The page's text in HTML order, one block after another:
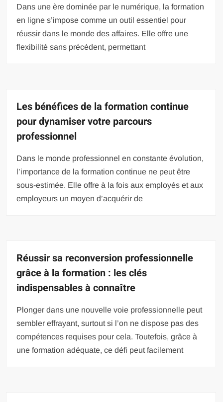
Dans une ère dominée par le numérique, la formation
en ligne s’impose comme un outil essentiel pour
réussir dans le monde des affaires. Elle offre une
flexibilité sans précédent, permettant
Les bénéfices de la formation continue
pour dynamiser votre parcours
professionnel
Dans le monde professionnel en constante évolution,
l’importance de la formation continue ne peut être
sous-estimée. Elle offre à la fois aux employés et aux
employeurs un moyen d’acquérir de
Réussir sa reconversion professionnelle
grâce à la formation : les clés
indispensables à connaître
Plonger dans une nouvelle voie professionnelle peut
sembler effrayant, surtout si l’on ne dispose pas des
compétences requises pour cela. Toutefois, grâce à
une formation adéquate, ce défi peut facilement